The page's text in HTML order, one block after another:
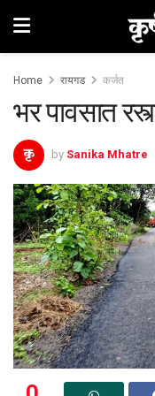
Home रायगड कर्जत
भर पावसात
by Sanika Mhatre